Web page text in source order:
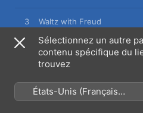
3 Waltz with Freud
4 Faster
6 Whatever
Sélectionnez un autre
contenu spécifique du
trouvez
États-Unis (Français
France)